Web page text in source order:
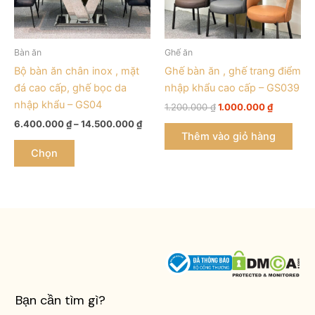
Bàn ăn
Bộ bàn ăn chân inox , mặt
đá cao cấp, ghế bọc da
nhập khẩu – GS04
6.400.000₫–14.500.000₫
Chọn
thể.
Các
có
thể
được
chọn
Ghế ăn
Ghế bàn ăn , ghế trang điểm
nhập khẩu cao cấp – GS039
1.200.000₫1.000.000₫
Thêm vào giỏ hàng
Bạn cần tìm gì?